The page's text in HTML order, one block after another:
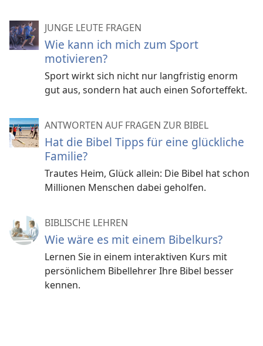
JUNGE LEUTE FRAGEN
Wie kann ich mich zum Sport
motivieren?
Sport wirkt sich nicht nur langfristig enorm
gut aus, sondern hat auch einen Soforteffekt.
ANTWORTEN AUF FRAGEN ZUR BIBEL
Hat die Bibel Tipps für eine glückliche
Familie?
Trautes Heim, Glück allein: Die Bibel hat schon
Millionen Menschen dabei geholfen.
BIBLISCHE LEHREN
Wie wäre es mit einem Bibelkurs?
Lernen Sie in einem interaktiven Kurs mit
persönlichem Bibellehrer Ihre Bibel besser
kennen.